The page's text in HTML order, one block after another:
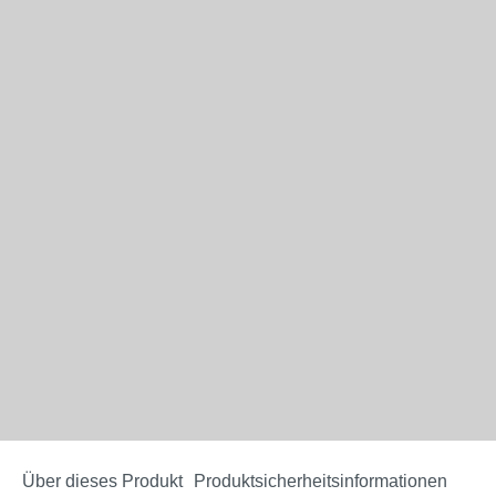
Über dieses Produkt Produktsicherheitsinformationen